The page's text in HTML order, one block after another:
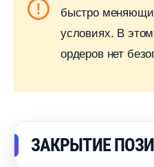
ыстро
условиях. В
ордеров нет
ЗАКРЫТИЕ